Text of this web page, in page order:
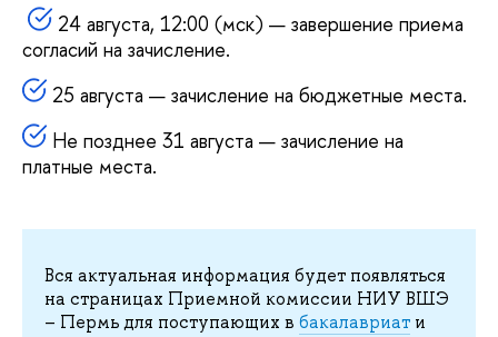
24 августа, 12:00 (мск) — завершение приема
согласий на зачисление.
25 августа — зачисление на бюджетные места.
Не позднее 31 августа — зачисление на
платные места.
Вся актуальная информация будет появляться
на страницах Приемной комиссии НИУ ВШЭ
– Пермь для поступающих в бакалавриат и